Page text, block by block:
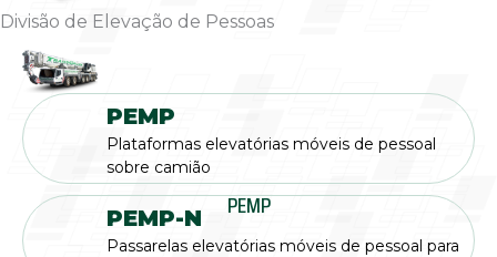
Divisão de Elevação de Pessoas
PEMP
Plataformas elevatórias móveis de pessoal
sobre camião
PEMP
PEMP-N
Passarelas elevatórias móveis de pessoal para